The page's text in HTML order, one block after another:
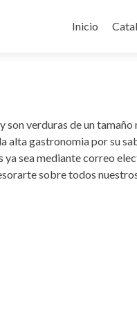
al
Inicio
son verduras de un
alta gastronomia por su
sea mediante correo
sobre todos